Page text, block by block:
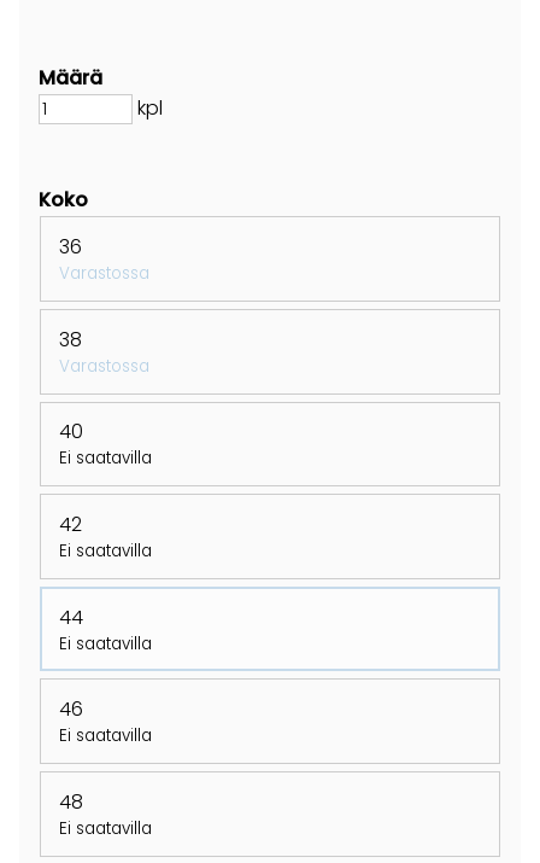
Määrä
kpl
Koko
36
Varastossa
38
Varastossa
40
Ei saatavilla
42
Ei saatavilla
44
Ei saatavilla
46
Ei saatavilla
48
Ei saatavilla